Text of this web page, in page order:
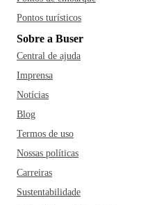
Pontos turísticos
Sobre a Buser
Central de ajuda
Imprensa
Notícias
Blog
Termos de uso
Nossas políticas
Carreiras
Sustentabilidade